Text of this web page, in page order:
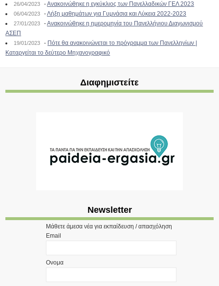
26/04/2023 -Ανακοινώθηκε η εγκύκλιος των Πανελλαδικών ΓΕΛ 2023
06/04/2023 -Λήξη μαθημάτων για Γυμνάσια και Λύκεια 2022-2023
27/01/2023 -Ανακοινώθηκε η ημερομηνία του Πανελλήνιου Διαγωνισμού
ΑΣΕΠ
19/01/2023 - Πότε θα ανακοινώνεται το πρόγραμμα των Πανελληνίων |
Καταργείται το δεύτερο Μηχανογραφικό
Διαφημιστείτε
Newsletter
Μάθετε άμεσα νέα για εκπαίδευση / απασχόληση
Email
Ονομα